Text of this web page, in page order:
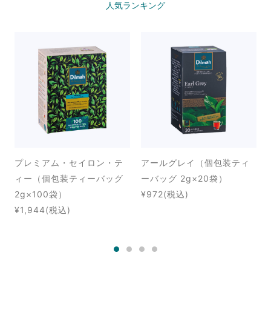
人気ランキング
プレミアム・セイロン・テ
ィー（個包装ティーバッグ
2g×100袋）
¥1,944(税込)
アールグレイ（個包装ティ
ーバッグ 2g×20袋）
¥972(税込)